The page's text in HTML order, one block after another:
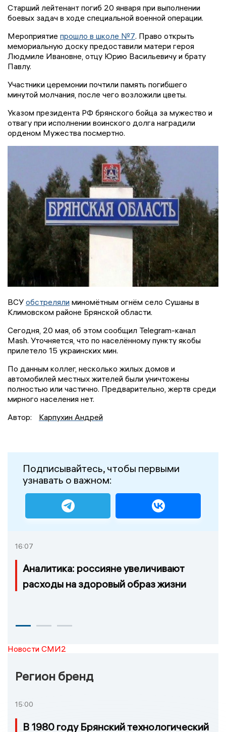
Старший лейтенант погиб 20 января при выполнении
боевых задач в ходе специальной военной операции.
Мероприятие прошло в школе №7. Право открыть
мемориальную доску предоставили матери героя
Людмиле Ивановне, отцу Юрию Васильевичу и брату
Павлу.
Участники церемонии почтили память погибшего
минутой молчания, после чего возложили цветы.
Указом президента РФ брянского бойца за мужество и
отвагу при исполнении воинского долга наградили
орденом Мужества посмертно.
ВСУ обстреляли миномётным огнём село Сушаны в
Климовском районе Брянской области.
Сегодня, 20 мая, об этом сообщил Telegram-канал
Mash. Уточняется, что по населённому пункту якобы
прилетело 15 украинских мин.
По данным коллег, несколько жилых домов и
автомобилей местных жителей были уничтожены
полностью или частично. Предварительно, жертв среди
мирного населения нет.
Автор:
Карпухин Андрей
Подписывайтесь, чтобы первыми
узнавать о важном:
16:07
Аналитика: россияне увеличивают
расходы на здоровый образ жизни
Новости СМИ2
Регион бренд
15:00
В 1980 году Брянский технологический